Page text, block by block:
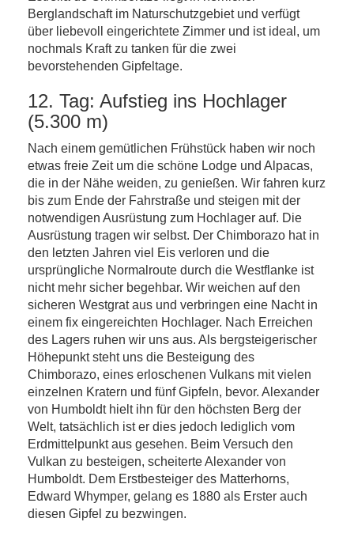
Berglandschaft im Naturschutzgebiet und verfügt
über liebevoll eingerichtete Zimmer und ist ideal, um
nochmals Kraft zu tanken für die zwei
bevorstehenden Gipfeltage.
12. Tag: Aufstieg ins Hochlager
(5.300 m)
Nach einem gemütlichen Frühstück haben wir noch
etwas freie Zeit um die schöne Lodge und Alpacas,
die in der Nähe weiden, zu genießen. Wir fahren kurz
bis zum Ende der Fahrstraße und steigen mit der
notwendigen Ausrüstung zum Hochlager auf. Die
Ausrüstung tragen wir selbst. Der Chimborazo hat in
den letzten Jahren viel Eis verloren und die
ursprüngliche Normalroute durch die Westflanke ist
nicht mehr sicher begehbar. Wir weichen auf den
sicheren Westgrat aus und verbringen eine Nacht in
einem fix eingereichten Hochlager. Nach Erreichen
des Lagers ruhen wir uns aus. Als bergsteigerischer
Höhepunkt steht uns die Besteigung des
Chimborazo, eines erloschenen Vulkans mit vielen
einzelnen Kratern und fünf Gipfeln, bevor. Alexander
von Humboldt hielt ihn für den höchsten Berg der
Welt, tatsächlich ist er dies jedoch lediglich vom
Erdmittelpunkt aus gesehen. Beim Versuch den
Vulkan zu besteigen, scheiterte Alexander von
Humboldt. Dem Erstbesteiger des Matterhorns,
Edward Whymper, gelang es 1880 als Erster auch
diesen Gipfel zu bezwingen.